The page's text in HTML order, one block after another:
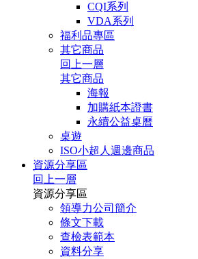
CQI系列
VDA系列
福利品專區
其它商品
回上一層
其它商品
海報
加購紙本證書
永續公益桌曆
桌遊
ISO小超人週邊商品
資源分享區
回上一層
資源分享區
領導力公司簡介
條文下載
查檢表範本
資料分享